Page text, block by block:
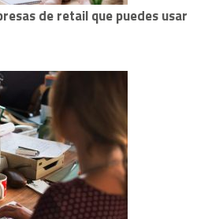
de retail que puedes usar